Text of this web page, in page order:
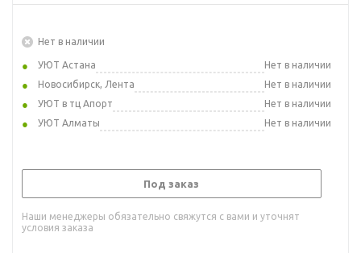
Нет в наличии
УЮТ Астана
Нет в наличии
Новосибирск, Лента
Нет в наличии
УЮТ в тц Апорт
Нет в наличии
УЮТ Алматы
Нет в наличии
Под заказ
Наши менеджеры обязательно свяжутся с вами и уточнят
условия заказа